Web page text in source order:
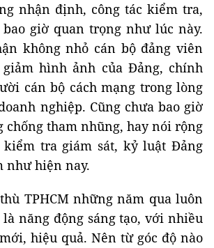
nhận định, công tác kiểm tra,
bao giờ quan trọng như lúc này.
không nhỏ cán bộ đảng viên
hình ảnh của Đảng, chính
cán bộ cách mạng trong lòng
nghiệp. Cũng chưa bao giờ
chống tham nhũng, hay nói rộng
tra giám sát, kỷ luật Đảng
như hiện nay.
TPHCM những năm qua luôn
năng động sáng tạo, với nhiều
hiệu quả. Nên từ góc độ nào